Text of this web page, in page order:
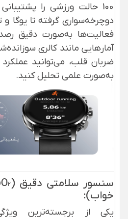
100 حالت ورزشی را
دوچرخه‌سواری گرفته تا یوگا و
فعالیت‌ها به‌صورت دقیق
آمارهایی مانند کالری
ضربان قلب، می‌توانید
به‌صورت علمی تحلیل کنید.
خواب):
یکی از برجسته‌ترین